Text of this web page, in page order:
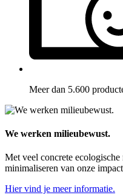
Meer dan 5.600
We werken milieubewust.
Met veel concrete
minimaliseren van onze
Hier vind je meer informatie.